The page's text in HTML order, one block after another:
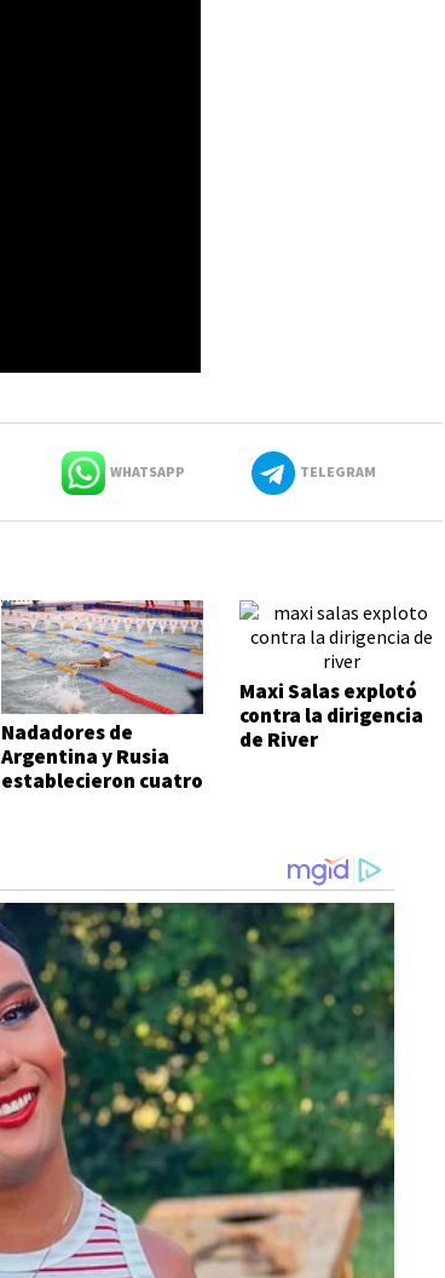
WHATSAPP TELEGRAM
Nadadores de
Argentina y Rusia
establecieron cuatro
Maxi Salas explotó
contra la dirigencia
de River